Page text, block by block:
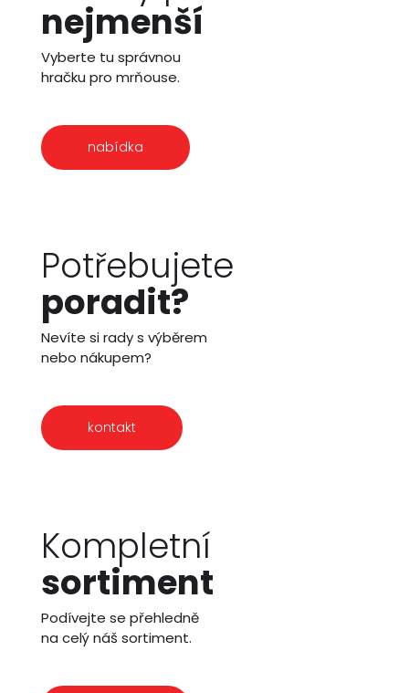
nejmenší
Vyberte tu správnou
hračku pro mrňouse.
nabídka
Potřebujete
poradit?
Nevíte si rady s výběrem
nebo nákupem?
kontakt
Kompletní
sortiment
Podívejte se přehledně
na celý náš sortiment.